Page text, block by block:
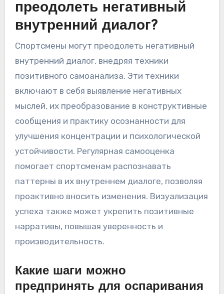
преодолеть негативный
внутренний диалог?
Спортсмены могут преодолеть негативный
внутренний диалог, внедряя техники
позитивного самоанализа. Эти техники
включают в себя выявление негативных
мыслей, их преобразование в конструктивные
сообщения и практику осознанности для
улучшения концентрации и психологической
устойчивости. Регулярная самооценка
помогает спортсменам распознавать
паттерны в их внутреннем диалоге, позволяя
проактивно вносить изменения. Визуализация
успеха также может укрепить позитивные
нарративы, повышая уверенность и
производительность.
Какие шаги можно
предпринять для оспаривания